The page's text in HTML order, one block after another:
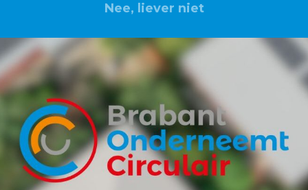
Nee, liever niet